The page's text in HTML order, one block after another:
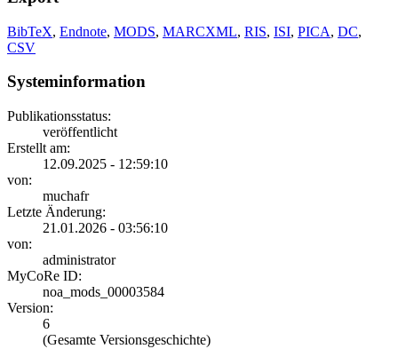
BibTeX, Endnote, MODS, MARCXML, RIS, ISI, PICA, DC,
CSV
Systeminformation
Publikationsstatus:
veröffentlicht
Erstellt am:
12.09.2025 - 12:59:10
von:
muchafr
Letzte Änderung:
21.01.2026 - 03:56:10
von:
administrator
MyCoRe ID:
noa_mods_00003584
Version:
6
(Gesamte Versionsgeschichte)